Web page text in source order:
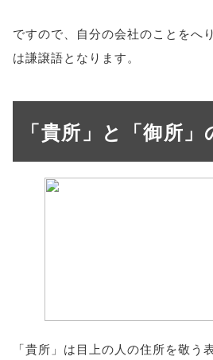
ですので、自分の会社のことをへ
は謙譲語となります。
「貴所」と「御所」
「貴所」は目上の人の住所を敬う